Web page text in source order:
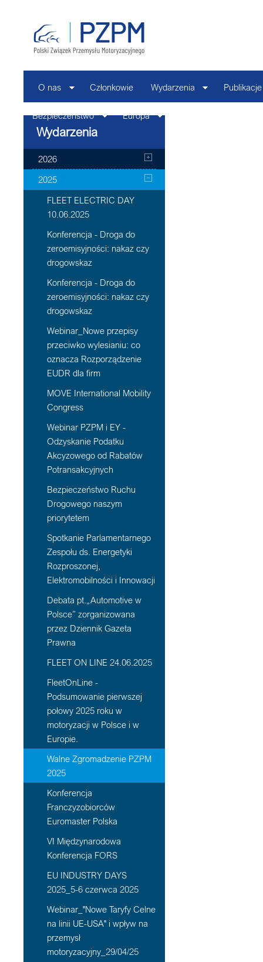
O nas Członkowie Wydarzenia Publikacje
Bezpieczeństwo Europa
Wydarzenia
2026
2025
FLEET ELECTRIC DAY
10.06.2025
Konferencja - Droga do
zeroemisyjności: nakaz czy
drogowskaz
Konferencja - Droga do
zeroemisyjności: nakaz czy
drogowskaz
Webinar_Nowe przepisy
przeciwko wylesianiu: co
oznacza Rozporządzenie
EUDR dla firm
MOVE International Mobility
Congress
Webinar PZPM i EY -
Odzyskanie Podatku
Akcyzowego od Rabatów
Potransakcyjnych
Bezpieczeństwo Ruchu
Drogowego naszym
priorytetem
Spotkanie Parlamentarnego
Zespołu ds. Energetyki
Rozproszonej,
Elektromobilności i Innowacji
Debata pt.„Automotive w
Polsce” zorganizowana
przez Dziennik Gazeta
Prawna
FLEET ON LINE 24.06.2025
FleetOnLine -
Podsumowanie pierwszej
połowy 2025 roku w
motoryzacji w Polsce i w
Europie.
Walne Zgromadzenie PZPM
2025
Konferencja
Franczyzobiorców
Euromaster Polska
VI Międzynarodowa
Konferencja FORS
EU INDUSTRY DAYS
2025_5-6 czerwca 2025
Webinar_"Nowe Taryfy Celne
na linii UE-USA" i wpływ na
przemysł
motoryzacyjny_29/04/25